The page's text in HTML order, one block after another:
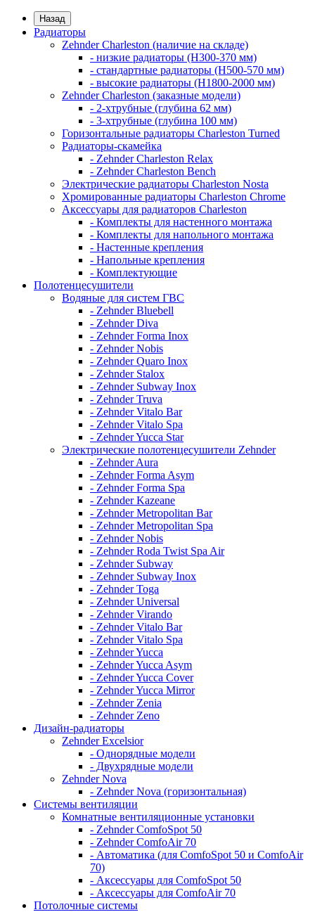
Назад
Радиаторы
Zehnder Charleston (наличие на складе)
- низкие радиаторы (H300-370 мм)
- стандартные радиаторы (H500-570 мм)
- высокие радиаторы (H1800-2000 мм)
Zehnder Charleston (заказные модели)
- 2-хтрубные (глубина 62 мм)
- 3-хтрубные (глубина 100 мм)
Горизонтальные радиаторы Charleston Turned
Радиаторы-скамейка
- Zehnder Charleston Relax
- Zehnder Charleston Bench
Электрические радиаторы Charleston Nosta
Хромированные радиаторы Charleston Chrome
Аксессуары для радиаторов Charleston
- Комплекты для настенного монтажа
- Комплекты для напольного монтажа
- Настенные крепления
- Напольные крепления
- Комплектующие
Полотенцесушители
Водяные для систем ГВС
- Zehnder Bluebell
- Zehnder Diva
- Zehnder Forma Inox
- Zehnder Nobis
- Zehnder Quaro Inox
- Zehnder Stalox
- Zehnder Subway Inox
- Zehnder Truva
- Zehnder Vitalo Bar
- Zehnder Vitalo Spa
- Zehnder Yucca Star
Электрические полотенцесушители Zehnder
- Zehnder Aura
- Zehnder Forma Asym
- Zehnder Forma Spa
- Zehnder Kazeane
- Zehnder Metropolitan Bar
- Zehnder Metropolitan Spa
- Zehnder Nobis
- Zehnder Roda Twist Spa Air
- Zehnder Subway
- Zehnder Subway Inox
- Zehnder Toga
- Zehnder Universal
- Zehnder Virando
- Zehnder Vitalo Bar
- Zehnder Vitalo Spa
- Zehnder Yucca
- Zehnder Yucca Asym
- Zehnder Yucca Cover
- Zehnder Yucca Mirror
- Zehnder Zenia
- Zehnder Zeno
Дизайн-радиаторы
Zehnder Excelsior
- Однорядные модели
- Двухрядные модели
Zehnder Nova
- Zehnder Nova (горизонтальная)
Системы вентиляции
Комнатные вентиляционные установки
- Zehnder ComfoSpot 50
- Zehnder ComfoAir 70
- Автоматика (для ComfoSpot 50 и ComfoAir
70)
- Аксессуары для ComfoSpot 50
- Аксессуары для ComfoAir 70
Потолочные системы